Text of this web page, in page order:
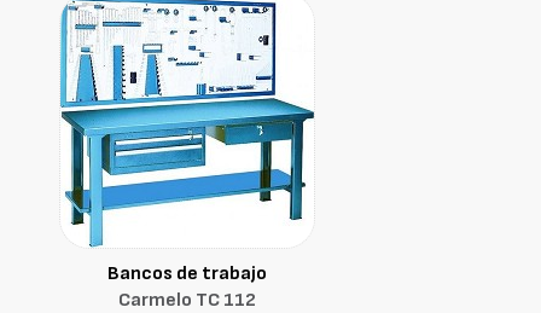
Bancos de trabajo
Carmelo TC 112